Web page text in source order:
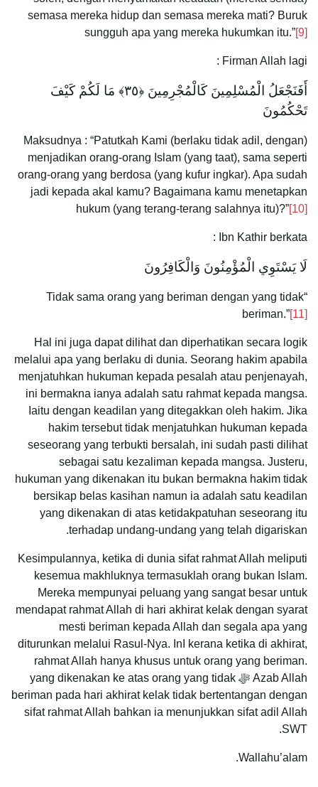
semasa mereka hidup dan semasa mereka mati? Buruk
sungguh apa yang mereka hukumkan itu.”[9]
Firman Allah lagi :
أَفَنَجْعَلُ الْمُسْلِمِينَ كَالْمُجْرِمِينَ ﴿٣٥﴾ مَا لَكُمْ كَيْفَ
تَحْكُمُونَ
Maksudnya : “Patutkah Kami (berlaku tidak adil, dengan)
menjadikan orang-orang Islam (yang taat), sama seperti
orang-orang yang berdosa (yang kufur ingkar). Apa sudah
jadi kepada akal kamu? Bagaimana kamu menetapkan
hukum (yang terang-terang salahnya itu)?”[10]
Ibn Kathir berkata :
لَا يَسْتَوِي الْمُؤْمِنُونَ وَالْكَافِرُونَ
“Tidak sama orang yang beriman dengan yang tidak
beriman.”[11]
Hal ini juga dapat dilihat dan diperhatikan secara logik
melalui apa yang berlaku di dunia. Seorang hakim apabila
menjatuhkan hukuman kepada pesalah atau penjenayah,
ini bermakna ianya adalah satu rahmat kepada mangsa.
Iaitu dengan keadilan yang ditegakkan oleh hakim. Jika
hakim tersebut tidak menjatuhkan hukuman kepada
seseorang yang terbukti bersalah, ini sudah pasti dilihat
sebagai satu kezaliman kepada mangsa. Justeru,
hukuman yang dikenakan itu bukan bermakna hakim tidak
bersikap belas kasihan namun ia adalah satu keadilan
yang dikenakan di atas ketidakpatuhan seseorang itu
terhadap undang-undang yang telah digariskan.
Kesimpulannya, ketika di dunia sifat rahmat Allah meliputi
kesemua makhluknya termasuklah orang bukan Islam.
Mereka mempunyai peluang yang sangat besar untuk
mendapat rahmat Allah di hari akhirat kelak dengan syarat
mesti beriman kepada Allah dan segala apa yang
diturunkan melalui Rasul-Nya. InI kerana ketika di akhirat,
rahmat Allah hanya khusus untuk orang yang beriman.
Azab Allah ﷻ yang dikenakan ke atas orang yang tidak
beriman pada hari akhirat kelak tidak bertentangan dengan
sifat rahmat Allah bahkan ia menunjukkan sifat adil Allah
SWT.
Wallahu’alam.